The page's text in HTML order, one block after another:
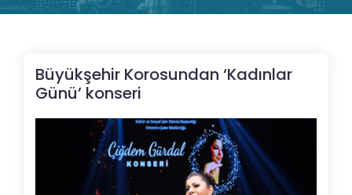
Büyükşehir Korosundan ‘Kadınlar
Günü’ konseri